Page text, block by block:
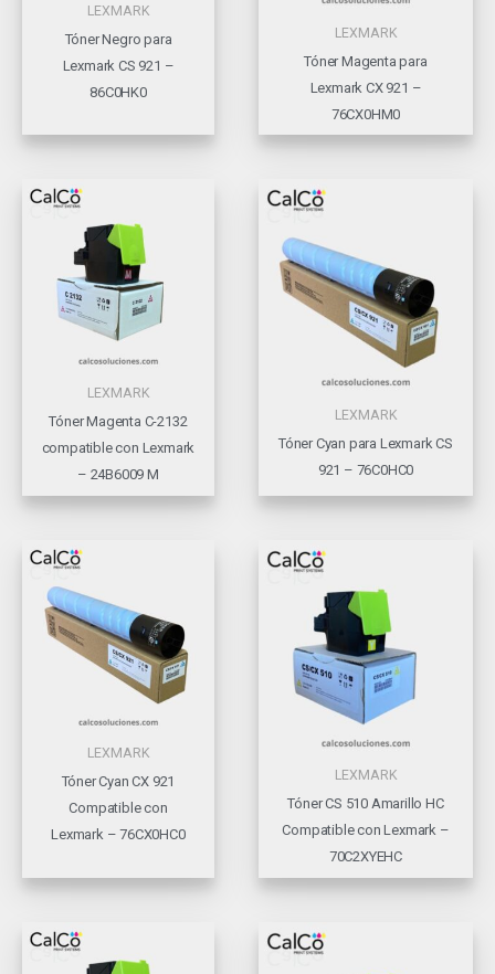
LEXMARK
Tóner Negro para
Lexmark CS 921 –
86C0HK0
LEXMARK
Tóner Magenta para
Lexmark CX 921 –
76CX0HM0
LEXMARK
Tóner Magenta C-2132
compatible con Lexmark
– 24B6009 M
LEXMARK
Tóner Cyan para Lexmark CS
921 – 76C0HC0
LEXMARK
Tóner Cyan CX 921
Compatible con
Lexmark – 76CX0HC0
LEXMARK
Tóner CS 510 Amarillo HC
Compatible con Lexmark –
70C2XYEHC